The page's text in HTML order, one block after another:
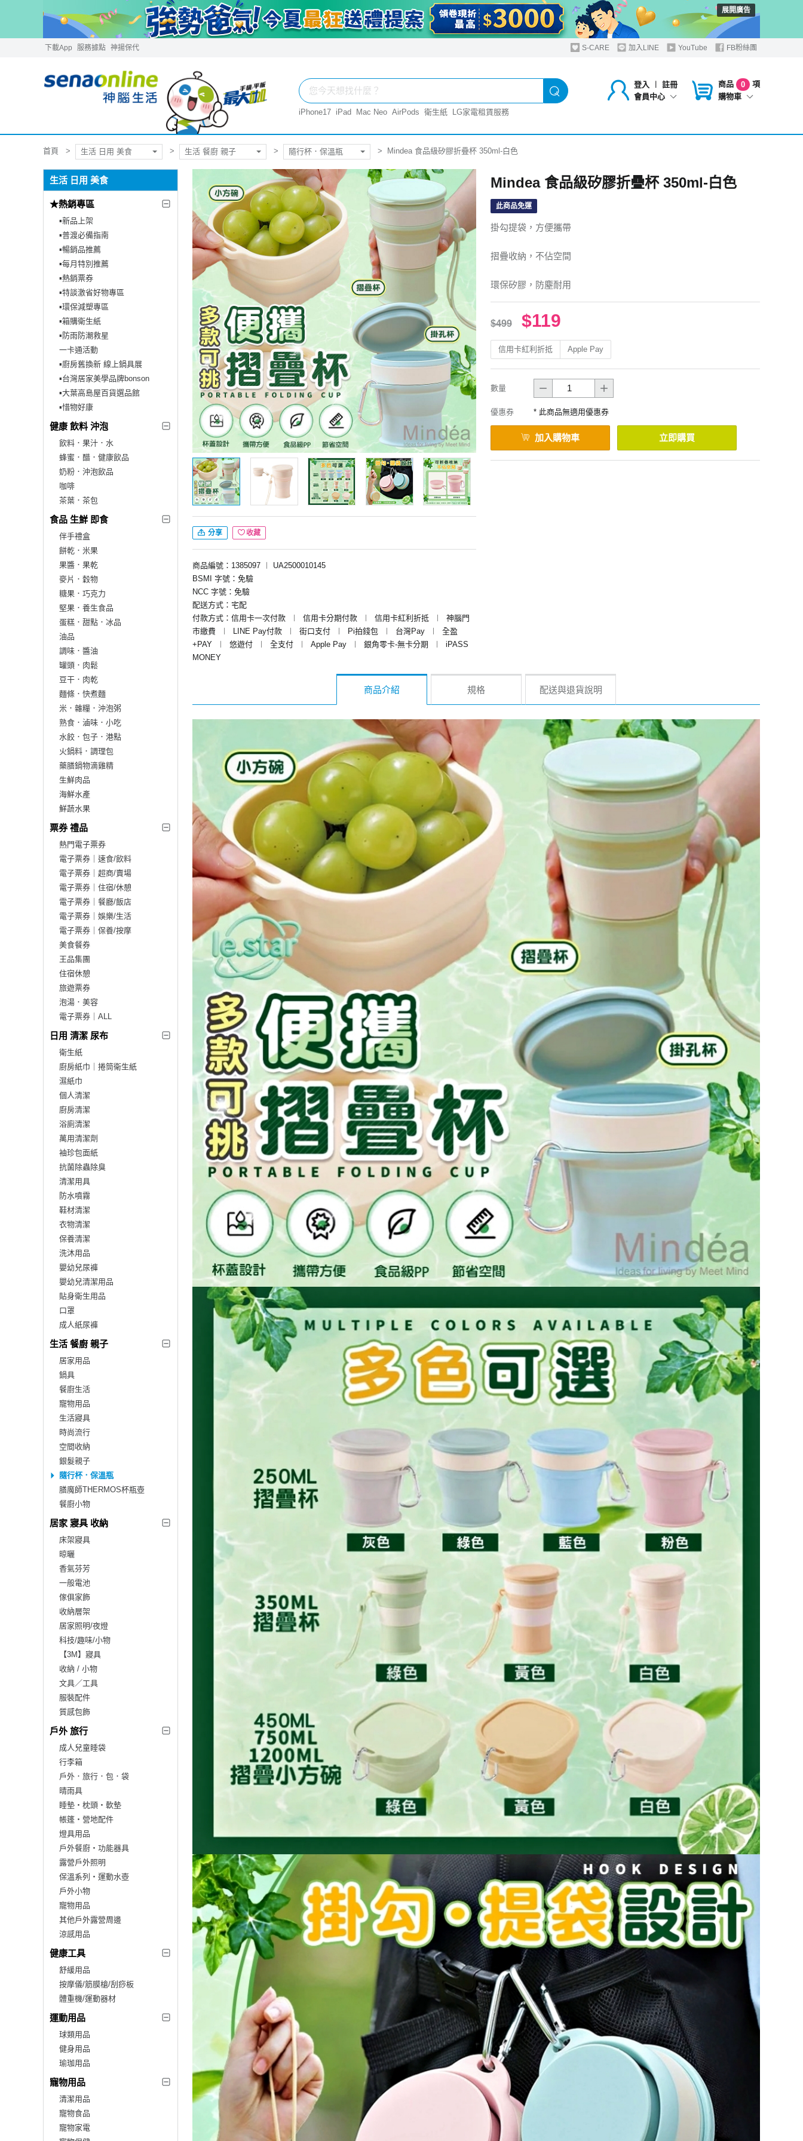
展開廣告
下載App 服務據點 神揚保代 S-CARE 加入LINE YouTube FB粉絲團
登入 ︱
註冊
會員中心
商品 0
項
購物車
iPhone17 iPad Mac Neo AirPods 衛生紙 LG家電租賃服務
首頁 生活 日用 美食 生活 餐廚 親子 隨行杯．保溫瓶 Mindea 食品級矽膠折疊杯 350ml-白色
生活 日用 美食
★熱銷專區
▪︎新品上架
▪︎普渡必備指南
▪︎暢銷品推薦
▪︎每月特別推薦
▪︎熱銷票券
▪︎特談激省好物專區
▪︎環保減塑專區
▪︎箱購衛生紙
▪︎防雨防潮救星
一卡通活動
▪︎廚房舊換新 線上鍋具展
▪︎台灣居家美學品牌bonson
▪︎大葉高島屋百貨選品館
▪︎惜物好康
健康 飲料 沖泡
飲料．果汁．水
蜂蜜．醋．健康飲品
奶粉．沖泡飲品
咖啡
茶葉．茶包
食品 生鮮 即食
伴手禮盒
餅乾．米果
果醬．果乾
麥片．穀物
糖果．巧克力
堅果．養生食品
蛋糕．甜點．冰品
油品
調味．醬油
罐頭．肉鬆
豆干．肉乾
麵條．快煮麵
米．雜糧．沖泡粥
熟食．滷味．小吃
水餃．包子．港點
火鍋料．調理包
藥膳鍋物滴雞精
生鮮肉品
海鮮水產
鮮蔬水果
票券 禮品
熱門電子票券
電子票券｜速食/飲料
電子票券｜超商/賣場
電子票券｜住宿/休憩
電子票券｜餐廳/飯店
電子票券｜娛樂/生活
電子票券｜保養/按摩
美食餐券
王品集團
住宿休憩
旅遊票券
泡湯．美容
電子票券｜ALL
日用 清潔 尿布
衛生紙
廚房紙巾｜捲筒衛生紙
濕紙巾
個人清潔
廚房清潔
浴廁清潔
萬用清潔劑
袖珍包面紙
抗菌除蟲除臭
清潔用具
防水噴霧
鞋材清潔
衣物清潔
保養清潔
洗沐用品
嬰幼兒尿褲
嬰幼兒清潔用品
貼身衛生用品
口罩
成人紙尿褲
生活 餐廚 親子
居家用品
鍋具
餐廚生活
寵物用品
生活寢具
時尚流行
空間收納
銀髮親子
隨行杯．保溫瓶
膳魔師THERMOS杯瓶壺
餐廚小物
居家 寢具 收納
床架寢具
晾曬
香氣芬芳
一般電池
傢俱家飾
收納層架
居家照明/夜燈
科技/趣味/小物
【3M】寢具
收納 / 小物
文具／工具
服裝配件
質感包飾
戶外 旅行
成人兒童睡袋
行李箱
戶外．旅行．包．袋
晴雨具
睡墊‧枕頭‧軟墊
帳篷‧營地配件
燈具用品
戶外餐廚‧功能器具
露營戶外照明
保溫系列‧運動水壺
戶外小物
寵物用品
其他戶外露營周邊
涼感用品
健康工具
舒緩用品
按摩儀/筋膜槍/刮痧板
體重機/運動器材
運動用品
球類用品
健身用品
瑜珈用品
寵物用品
清潔用品
寵物食品
寵物家電
分享 收藏
商品編號：1385097 ︱
UA2500010145
BSMI 字號：免驗
NCC 字號：免驗
配送方式：宅配
付款方式：信用卡一次付款
︱ 信用卡分期付款 ︱ 信用卡紅利折抵 ︱
神腦門
市繳費
︱ LINE Pay付款 ︱ 街口支付 ︱ Pi拍錢包 ︱ 台灣Pay ︱
全盈
+PAY
︱ 悠遊付 ︱ 全支付 ︱ Apple Pay ︱ 銀角零卡-無卡分期 ︱
iPASS
MONEY
Mindea 食品級矽膠折疊杯 350ml-白色
此商品免運
掛勾提袋，方便攜帶
摺疊收納，不佔空間
環保矽膠，防塵耐用
$499 $119
信用卡紅利折抵 Apple Pay
數量
優惠券 * 此商品無適用優惠券
加入購物車 立即購買
商品介紹 規格 配送與退貨說明